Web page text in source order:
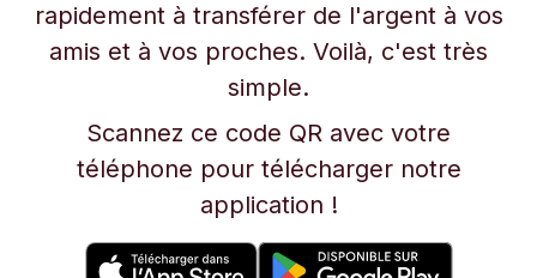
rapidement à transférer de l'argent à vos
amis et à vos proches. Voilà, c'est très
simple.
Scannez ce code QR avec votre
téléphone pour télécharger notre
application !